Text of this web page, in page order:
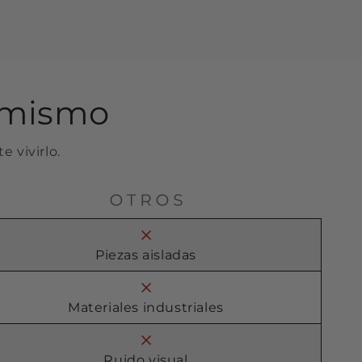
vivirlo.
Piezas aisladas
Materiales industriales